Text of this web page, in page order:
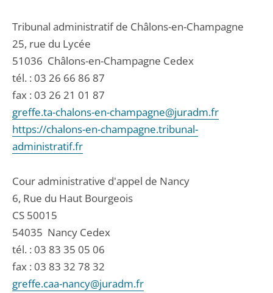
Tribunal administratif de Châlons-en-Champagne
25, rue du Lycée
51036 Châlons-en-Champagne Cedex
tél. : 03 26 66 86 87
fax : 03 26 21 01 87
greffe.ta-chalons-en-champagne@juradm.fr
https://chalons-en-champagne.tribunal-
administratif.fr
Cour administrative d'appel de Nancy
6, Rue du Haut Bourgeois
CS 50015
54035 Nancy Cedex
tél. : 03 83 35 05 06
fax : 03 83 32 78 32
greffe.caa-nancy@juradm.fr